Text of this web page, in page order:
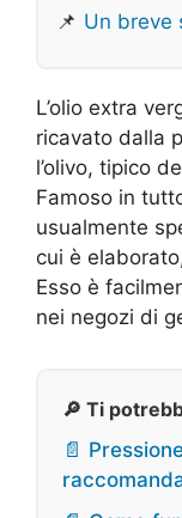
📌 Un breve
L’olio extra
ricavato dalla
l’olivo, tipico
Famoso in
usualmente
cui è
Esso è
nei negozi di
🔎 Ti
📄